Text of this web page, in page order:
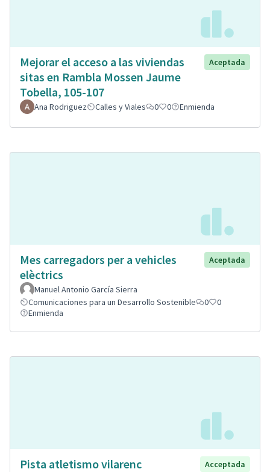
Mejorar el acceso a las viviendas
sitas en Rambla Mossen Jaume
Tobella, 105-107
Aceptada
Ana Rodriguez Calles y Viales 0 0 Enmienda
Mes carregadors per a vehicles
elèctrics
Aceptada
Manuel Antonio García Sierra
Comunicaciones para un Desarrollo Sostenible
0
0
Enmienda
Pista atletismo vilarenc
Acceptada